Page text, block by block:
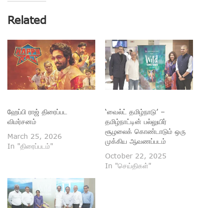
Related
ஹேப்பி ராஜ் திரைப்பட
விமர்சனம்
March 25, 2026
In "திரைப்படம்"
‘வைல்ட் தமிழ்நாடு’ –
தமிழ்நாட்டின் பல்லுயிர்
சூழலைக் கொண்டாடும் ஒரு
முக்கிய ஆவணப்படம்
October 22, 2025
In "செய்திகள்"